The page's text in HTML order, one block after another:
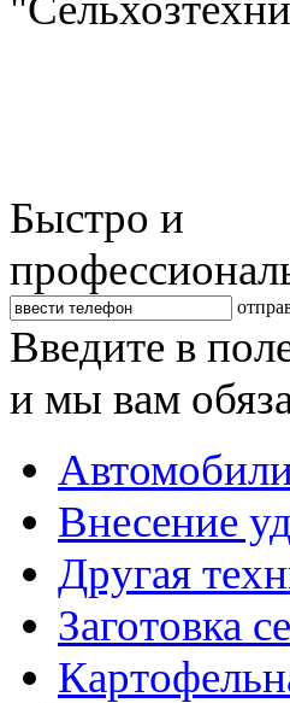
Быстро и
Введите в
и мы вам
Внесение
Другая
Заготовка